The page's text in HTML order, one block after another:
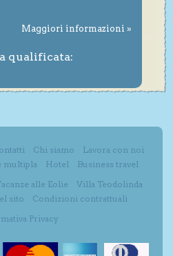
Maggiori informazioni »
qualificata:
Chi siamo
Lavora con noi
multipla Hotel
Business travel
alle Eolie
Villa Teodolinda
sito
Condizioni contrattuali
Privacy